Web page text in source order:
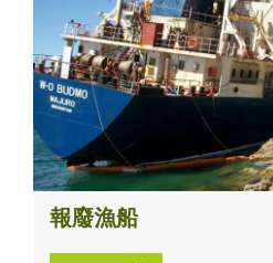
報廢漁船